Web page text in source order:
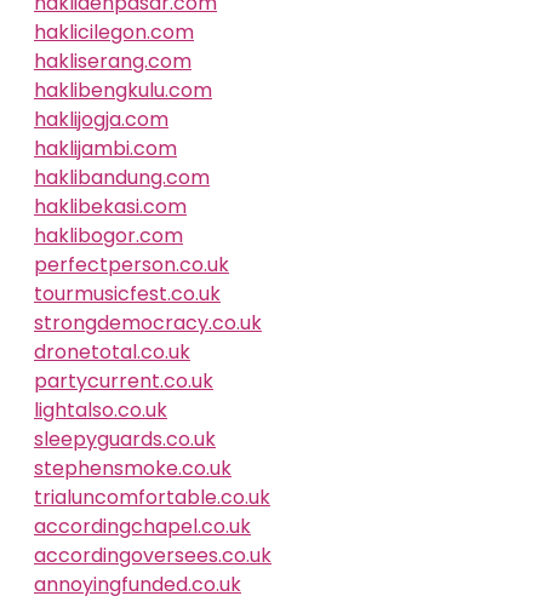
haklicilegon.com
hakliserang.com
haklibengkulu.com
haklijogja.com
haklijambi.com
haklibandung.com
haklibekasi.com
haklibogor.com
perfectperson.co.uk
tourmusicfest.co.uk
strongdemocracy.co.uk
dronetotal.co.uk
partycurrent.co.uk
lightalso.co.uk
sleepyguards.co.uk
stephensmoke.co.uk
trialuncomfortable.co.uk
accordingchapel.co.uk
accordingoversees.co.uk
annoyingfunded.co.uk